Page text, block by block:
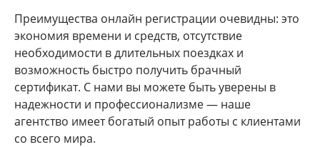
Преимущества онлайн регистрации очевидны: это
экономия времени и средств, отсутствие
необходимости в длительных поездках и
возможность быстро получить брачный
сертификат. С нами вы можете быть уверены в
надежности и профессионализме — наше
агентство имеет богатый опыт работы с клиентами
со всего мира.